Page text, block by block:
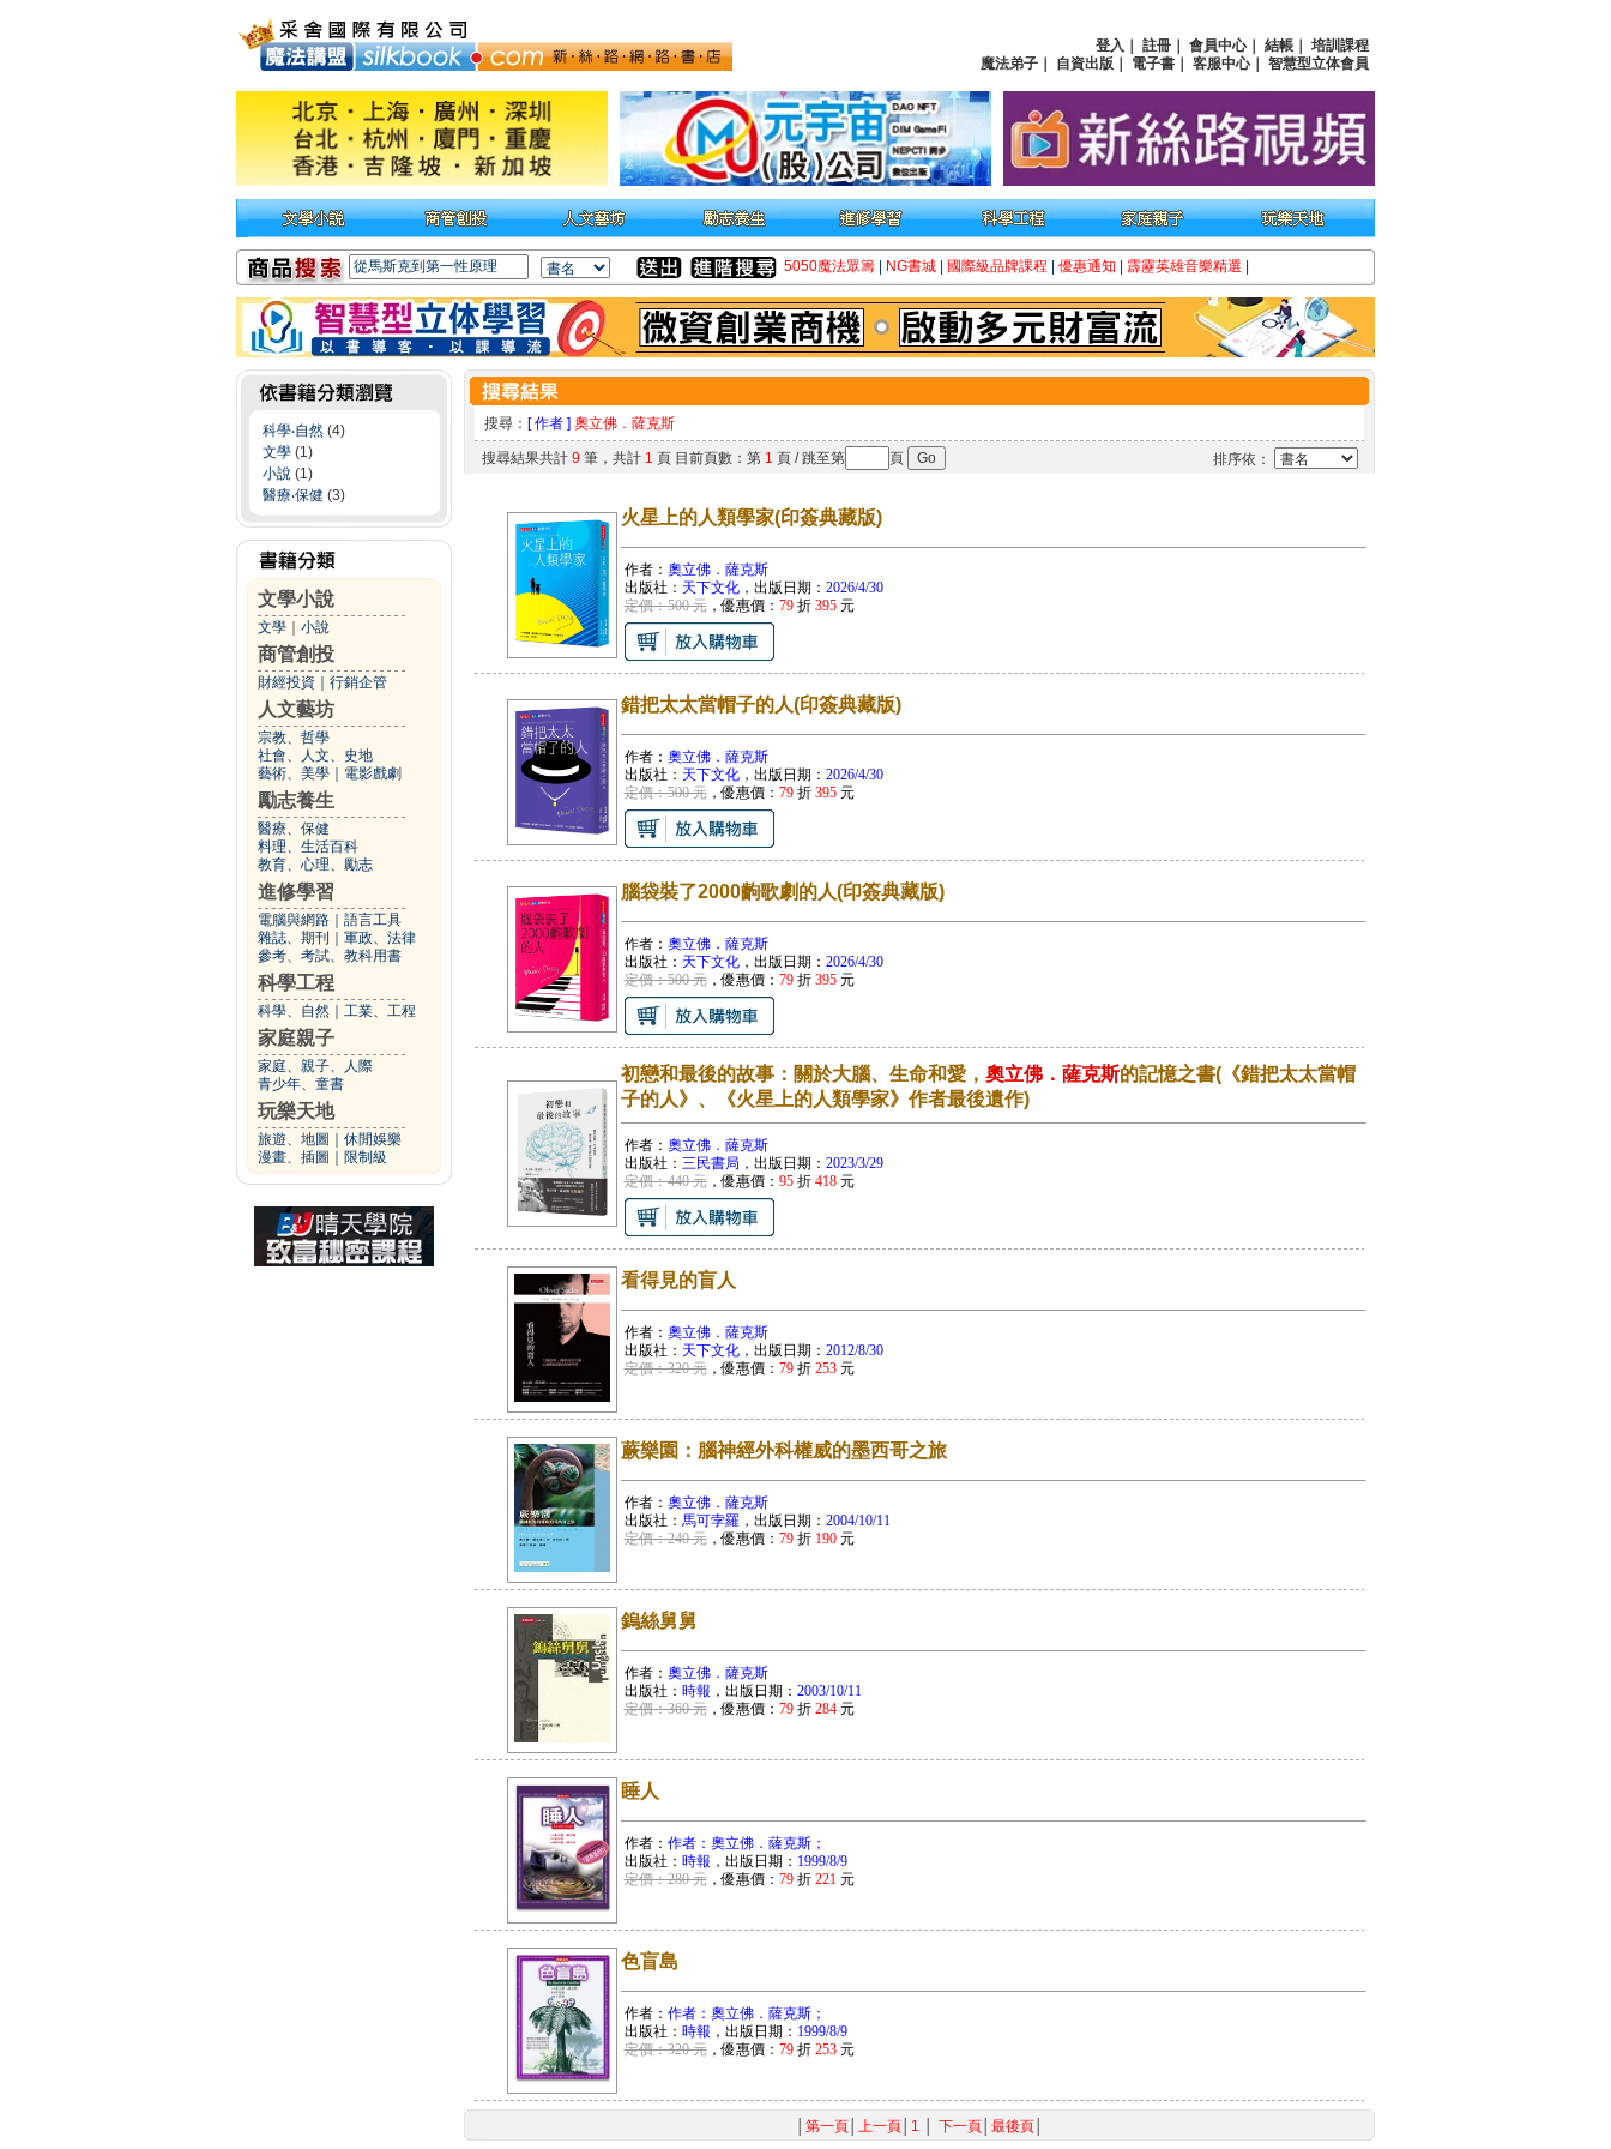
登入 註冊 會員中心｜ 結帳
培訓課程
魔法弟子
自資出版 電子書 客服中心｜ 智慧型立体會員
5050魔法眾籌 NG書城 國際級品牌課程 優惠通知 霹靂英雄音樂精選
科學‧自然 (4)
文學 (1)
小說 (1)
醫療‧保健 (3)
文學小說
文學 小說
商管創投
財經投資 行銷企管
人文藝坊
宗教、哲學
社會、人文、史地
藝術、美學
電影戲劇
勵志養生
醫療、保健
料理、生活百科
教育、心理、勵志
進修學習
電腦與網路
語言工具
雜誌、期刊
軍政、法律
參考、考試、教科用書
科學工程
科學、自然 工業、工程
家庭親子
家庭、親子、人際
青少年、童書
玩樂天地
旅遊、地圖
休閒娛樂
漫畫、插圖
限制級
搜尋： [ 作者 ] 奧立佛．薩克斯
搜尋結果共計 9 筆，共計 1 頁 目前頁數：第 1 頁 / 跳至第 頁 排序依：
火星上的人類學家(印簽典藏版)
作者： 奧立佛．薩克斯
出版社： 天下文化，出版日期： 2026/4/30
定價：500 元，優惠價： 79折 395元
錯把太太當帽子的人(印簽典藏版)
作者： 奧立佛．薩克斯
出版社： 天下文化，出版日期： 2026/4/30
定價：500 元，優惠價： 79折 395元
腦袋裝了2000齣歌劇的人(印簽典藏版)
作者： 奧立佛．薩克斯
出版社： 天下文化，出版日期： 2026/4/30
定價：500 元，優惠價： 79折 395元
初戀和最後的故事：關於大腦、生命和愛， 奧立佛．薩克斯的記憶之書(《錯把太太當帽
子的人》、《火星上的人類學家》作者最後遺作)
作者： 奧立佛．薩克斯
出版社： 三民書局 ，出版日期： 2023/3/29
定價：440 元，優惠價： 95折 418元
看得見的盲人
作者： 奧立佛．薩克斯
出版社： 天下文化，出版日期： 2012/8/30
定價：320 元，優惠價： 79折 253元
蕨樂園：腦神經外科權威的墨西哥之旅
作者： 奧立佛．薩克斯
出版社： 馬可孛羅，出版日期： 2004/10/11
定價：240 元，優惠價： 79折 190元
鎢絲舅舅
作者： 奧立佛．薩克斯
出版社： 時報 ，出版日期： 2003/10/11
定價：360 元，優惠價： 79折 284元
睡人
作者： 作者：奧立佛．薩克斯；
出版社： 時報 ，出版日期： 1999/8/9
定價：280 元，優惠價： 79折 221元
色盲島
作者： 作者：奧立佛．薩克斯；
出版社： 時報 ，出版日期： 1999/8/9
定價：320 元，優惠價： 79折 253元
第一頁│ 上一頁│ 1 下一頁│ 最後頁│